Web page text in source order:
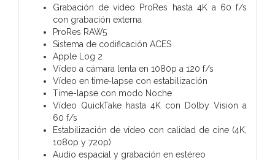
Grabación de vídeo ProRes hasta 4K a 60 f/s
con grabación externa
ProRes RAW5
Sistema de codificación ACES
Apple Log 2
Vídeo a cámara lenta en 1080p a 120 f/s
Vídeo en time‑lapse con estabili­zación
Time-lapse con modo Noche
Vídeo QuickTake hasta 4K con Dolby Vision a
60 f/s
Estabili­zación de vídeo con calidad de cine (4K,
1080p y 720p)
Audio espacial y grabación en estéreo